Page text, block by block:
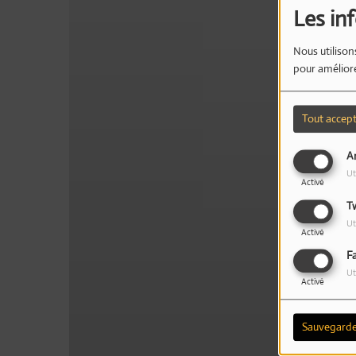
Les
Nous
pour
Tout
Activé
Activé
Activé